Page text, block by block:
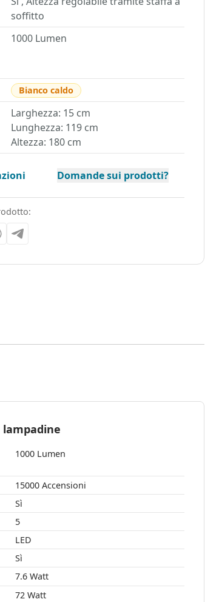
soffitto
1000 Lumen
Bianco caldo
Larghezza: 15 cm
Lunghezza: 119 cm
Altezza: 180 cm
Domande sui prodotti?
lampadine
1000 Lumen
15000 Accensioni
Sì
5
LED
Sì
7.6 Watt
72 Watt